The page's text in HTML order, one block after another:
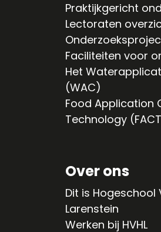
Praktijkgericht
Lectoraten
Faciliteiten voor
Het
(WAC)
Food Application
Technology
Over ons
Dit is Hogeschool
Larenstein
Werken bij HVHL